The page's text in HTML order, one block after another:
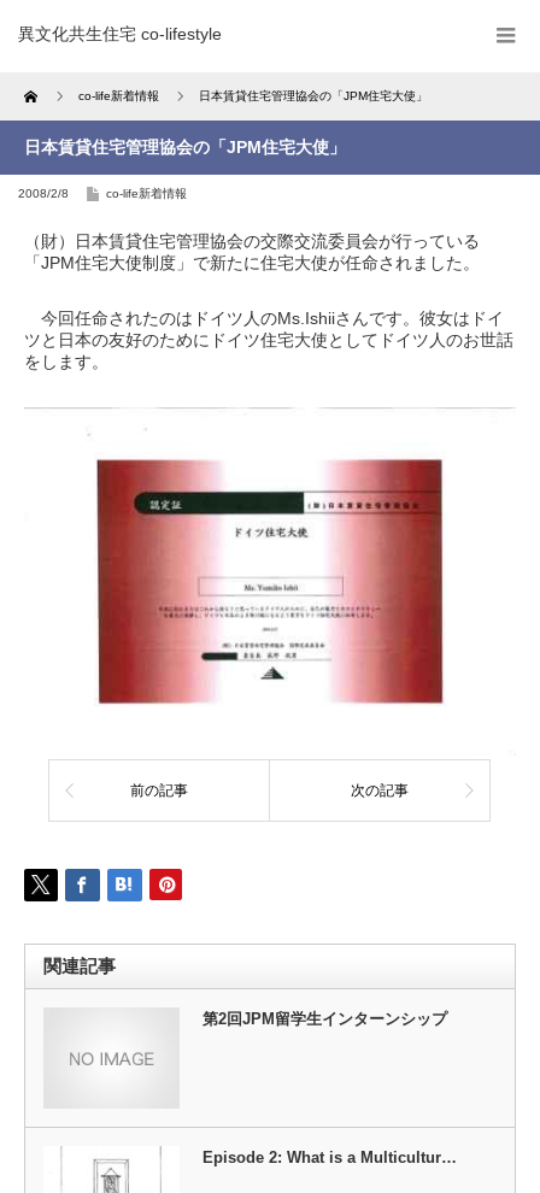
異文化共生住宅 co-lifestyle
Home co-life新着情報 日本賃貸住宅管理協会の「JPM住宅大使」
日本賃貸住宅管理協会の「JPM住宅大使」
2008/2/8 co-life新着情報
（財）日本賃貸住宅管理協会の交際交流委員会が行っている
「JPM住宅大使制度」で新たに住宅大使が任命されました。
今回任命されたのはドイツ人のMs.Ishiiさんです。彼女はドイ
ツと日本の友好のためにドイツ住宅大使としてドイツ人のお世話
をします。
前の記事 次の記事
関連記事
第2回JPM留学生インターンシップ
Episode 2: What is a Multicultur…